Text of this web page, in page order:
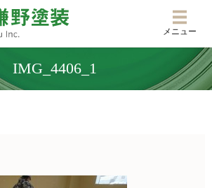
メニ
メニュー
IMG_4406_1